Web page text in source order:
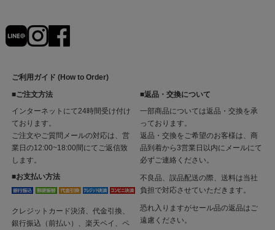
ご利用ガイド (How to Order)
■ご注文方法
インターネットにて24時間受け付け
ております。
ご注文やご質問メールの対応は、営
業日の12:00~18:00間にてご返信致
します。
■お支払い方法
クレジットカード決済、代金引換、
銀行振込（前払い）、楽天ペイ、ペ
■返品・交換について
一部商品については返品・交換を承
っております。
返品・交換をご希望のお客様は、商
品到着から3営業日以内にメールにて
必ずご連絡ください。
不良品、誤品配送の際、送料は当社
負担で対応させていただきます。
恐れ入りますがセール品の返品はご
遠慮ください。